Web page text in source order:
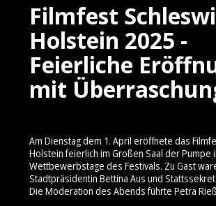
Filmfest
Holstein 2025 -
Feierliche
mit
Am Dienstag dem 1. April eröffnete das
Holstein feierlich im Großen Saal der Pumpe
Wettbewerbstage des Festivals. Zu Gast
Stadtpräsidentin Bettina Aus und
Die Moderation des Abends führte Petra